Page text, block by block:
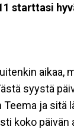
starttasi
aikaa,
syystä
ja sitä
koko päivän